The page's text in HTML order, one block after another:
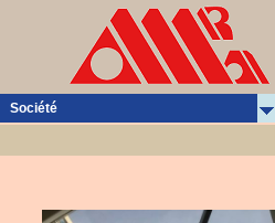
Société